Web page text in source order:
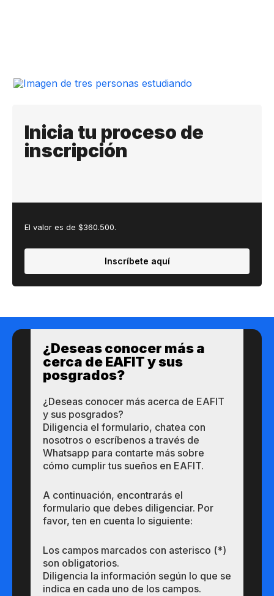
Inicia tu proceso de
inscripción
El valor es de $360.500.
Inscríbete aquí
¿Des​eas​ ​​conocer m​​ás a​
cerca de ​EAFIT y sus ​
posgrados?​
¿Des​eas​ ​​conocer m​​ás a​cerca de ​EAFIT
y sus ​posgrados?​
Diligencia el formulario, chatea con
nosotros o escríbenos a través de
Whatsapp para contarte más sobre
cómo cumplir tus sueños en EAFIT.
A continuación, encontrarás el
formulario que debes diligenciar. Por
favor, ten en cuenta lo siguiente:
Los campos marcados con asterisco (*)
son obligatorios.
Diligencia la información según lo que se
indica en cada uno de los campos.